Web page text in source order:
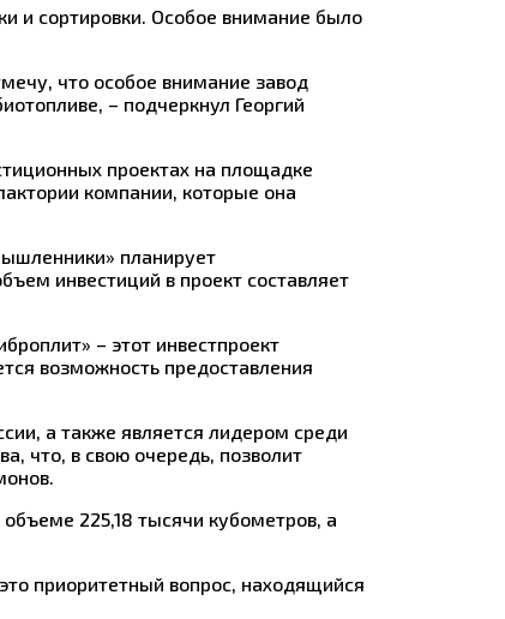
и сортировки. Особое внимание было
что особое внимание завод
– подчеркнул Георгий
проектах на площадке
компании, которые она
планирует
инвестиций в проект составляет
– этот инвестпроект
возможность предоставления
а также является лидером среди
что, в свою очередь, позволит
225,18 тысячи кубометров, а
приоритетный вопрос, находящийся